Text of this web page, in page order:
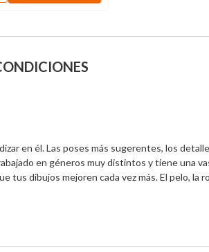
en él. Las poses más sugerentes, los
en géneros muy distintos y tiene una
dibujos mejoren cada vez más. El pelo, la